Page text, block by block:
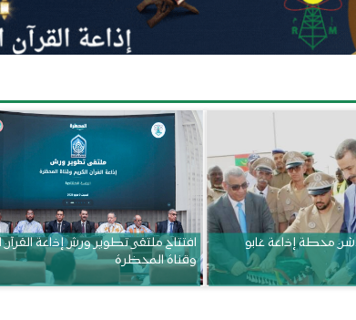
يدشن محطة إذاعة غابو
افتتاح ملتقى تطوير ورش إذاعة
وقناة المحظرة